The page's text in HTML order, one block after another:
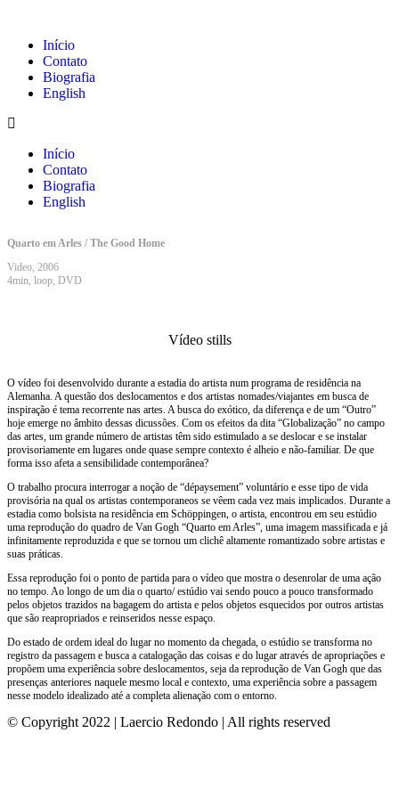
Início
Contato
Biografia
English
Início
Contato
Biografia
English
Quarto em Arles / The Good Home
Video, 2006
4min, loop, DVD
Vídeo stills
O vídeo foi desenvolvido durante a estadia do artista num programa de residência na
Alemanha. A questão dos deslocamentos e dos artistas nomades/viajantes em busca de
inspiração é tema recorrente nas artes. A busca do exótico, da diferença e de um “Outro”
hoje emerge no âmbito dessas dicussões. Com os efeitos da dita “Globalização” no campo
das artes, um grande número de artistas têm sido estimulado a se deslocar e se instalar
provisoriamente em lugares onde quase sempre contexto é alheio e não-familiar. De que
forma isso afeta a sensibilidade contemporânea?
O trabalho procura interrogar a noção de “dépaysement” voluntário e esse tipo de vida
provisória na qual os artistas contemporaneos se vêem cada vez mais implicados. Durante a
estadia como bolsista na residência em Schöppingen, o artista, encontrou em seu estúdio
uma reprodução do quadro de Van Gogh “Quarto em Arles”, uma imagem massificada e já
infinitamente reproduzida e que se tornou um clichê altamente romantizado sobre artistas e
suas práticas.
Essa reprodução foi o ponto de partida para o vídeo que mostra o desenrolar de uma ação
no tempo. Ao longo de um dia o quarto/ estúdio vai sendo pouco a pouco transformado
pelos objetos trazidos na bagagem do artista e pelos objetos esquecidos por outros artistas
que são reapropriados e reinseridos nesse espaço.
Do estado de ordem ideal do lugar no momento da chegada, o estúdio se transforma no
registro da passagem e busca a catalogação das coisas e do lugar através de apropriações e
propõem uma experiência sobre deslocamentos, seja da reprodução de Van Gogh que das
presenças anteriores naquele mesmo local e contexto, uma experiência sobre a passagem
nesse modelo idealizado até a completa alienação com o entorno.
© Copyright 2022 | Laercio Redondo | All rights reserved